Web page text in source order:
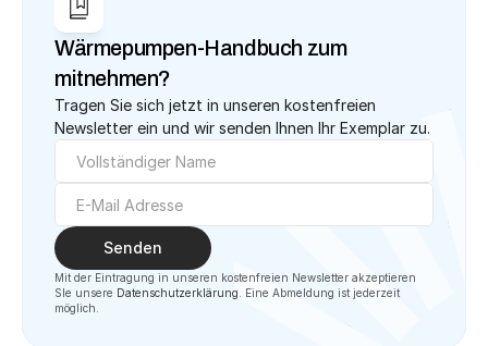
Wärmepumpen-Handbuch zum
mitnehmen?
Tragen Sie sich jetzt in unseren kostenfreien
Newsletter ein und wir senden Ihnen Ihr Exemplar zu.
Senden
Mit der Eintragung in unseren kostenfreien Newsletter akzeptieren
SIe unsere Datenschutzerklärung . Eine Abmeldung ist jederzeit
möglich.